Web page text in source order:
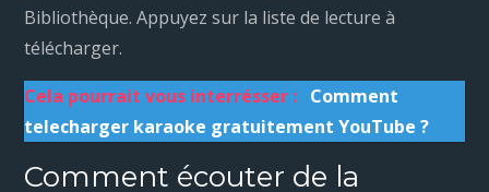
Bibliothèque. Appuyez sur la liste de lecture à
télécharger.
Cela pourrait vous interrésser : Comment
telecharger karaoke gratuitement YouTube ?
Comment écouter de la